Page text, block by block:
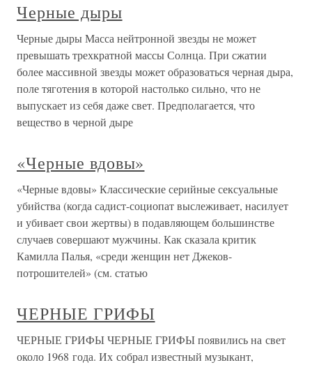
Черные дыры
Черные дыры Масса нейтронной звезды не может
превышать трехкратной массы Солнца. При сжатии
более массивной звезды может образоваться черная дыра,
поле тяготения в которой настолько сильно, что не
выпускает из себя даже свет. Предполагается, что
вещество в черной дыре
«Черные вдовы»
«Черные вдовы» Классические серийные сексуальные
убийства (когда садист-социопат выслеживает, насилует
и убивает свои жертвы) в подавляющем большинстве
случаев совершают мужчины. Как сказала критик
Камилла Палья, «среди женщин нет Джеков-
потрошителей» (см. статью
ЧЕРНЫЕ ГРИФЫ
ЧЕРНЫЕ ГРИФЫ ЧЕРНЫЕ ГРИФЫ появились на свет
около 1968 года. Их собрал известный музыкант,